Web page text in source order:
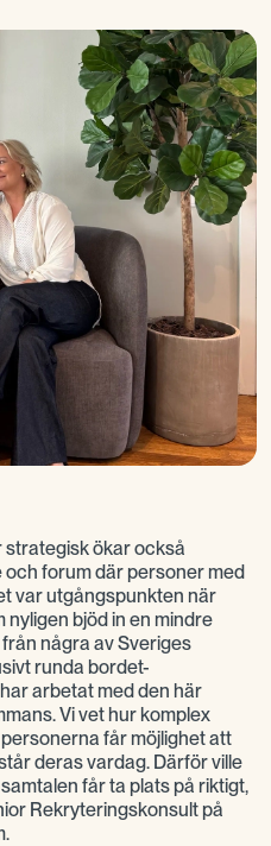
strategisk ökar också
forum där personer med
var utgångspunkten när
bjöd in en mindre
några av Sveriges
runda bordet-
arbetat med den här
Vi vet hur komplex
får möjlighet att
deras vardag. Därför ville
får ta plats på riktigt,
Rekryteringskonsult på